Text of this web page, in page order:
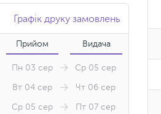
Графік друку замовлень
Прийом Видача
Пн 03 сер Ср 05 сер
Вт 04 сер Чт 06 сер
Ср 05 сер Пт 07 сер